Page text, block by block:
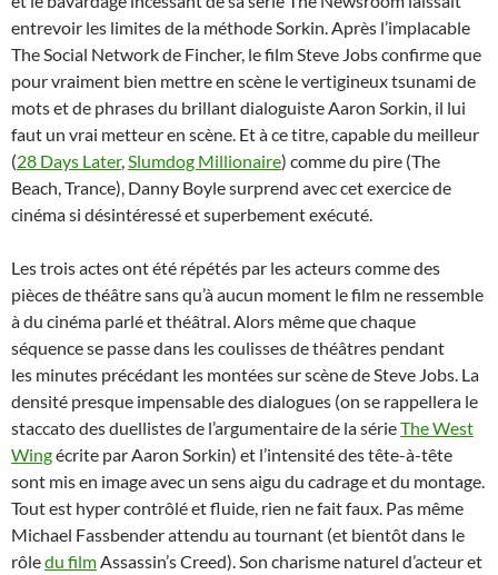
entrevoir les limites de la méthode Sorkin. Après l’implacable
The Social Network de Fincher, le film Steve Jobs confirme que
pour vraiment bien mettre en scène le vertigineux tsunami de
mots et de phrases du brillant dialoguiste Aaron Sorkin, il lui
faut un vrai metteur en scène. Et à ce titre, capable du meilleur
(28 Days Later, Slumdog Millionaire) comme du pire (The
Beach, Trance), Danny Boyle surprend avec cet exercice de
cinéma si désintéressé et superbement exécuté.
Les trois actes ont été répétés par les acteurs comme des
pièces de théâtre sans qu’à aucun moment le film ne ressemble
à du cinéma parlé et théâtral. Alors même que chaque
séquence se passe dans les coulisses de théâtres pendant
les minutes précédant les montées sur scène de Steve Jobs. La
densité presque impensable des dialogues (on se rappellera le
staccato des duellistes de l’argumentaire de la sérieThe West
Wingécrite par Aaron Sorkin) et l’intensité des tête-à-tête
sont mis en image avec un sens aigu du cadrage et du montage.
Tout est hyper contrôlé et fluide, rien ne fait faux. Pas même
Michael Fassbender attendu au tournant (et bientôt dans le
rôledu film Assassin’s Creed). Son charisme naturel d’acteur et